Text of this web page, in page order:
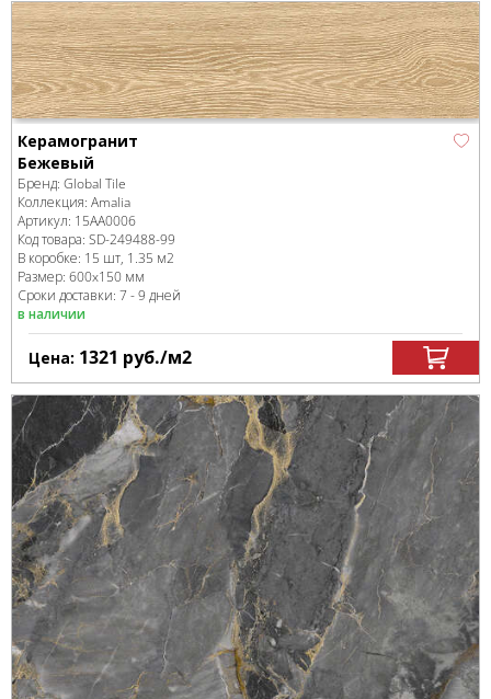
Керамогранит
Бежевый
Бренд: Global Tile
Коллекция: Amalia
Артикул: 15AA0006
Код товара: SD-249488-99
В коробке: 15 шт, 1.35 м2
Размер: 600x150 мм
Сроки доставки: 7 - 9 дней
в наличии
Цена: 1321 руб./м2